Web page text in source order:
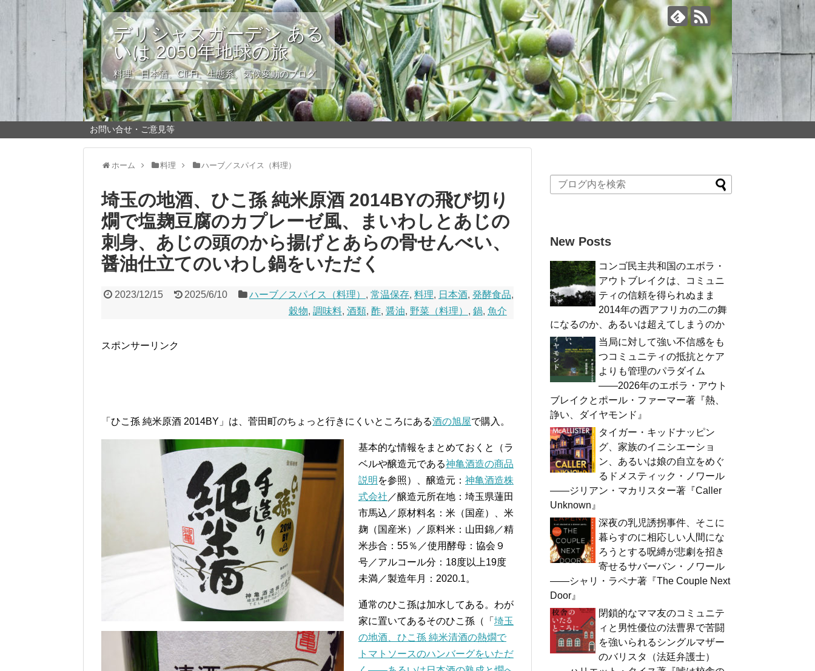
デリシャスガーデン ある
いは 2050年地球の旅
料理、日本酒、Cli-Fi、生態系、気候変動のブログ
お問い合せ・ご意見等
ホーム 料理 ハーブ／スパイス（料理）
埼玉の地酒、ひこ孫 純米原酒 2014BYの飛び切り
燗で塩麹豆腐のカプレーゼ風、まいわしとあじの
刺身、あじの頭のから揚げとあらの骨せんべい、
醤油仕立てのいわし鍋をいただく
2023/12/15 2025/6/10 ハーブ／スパイス（料理） , 常温保存, 料理, 日本酒, 発酵食品,
穀物, 調味料, 酒類, 酢, 醤油, 野菜（料理） , 鍋, 魚介
スポンサーリンク
「ひこ孫 純米原酒 2014BY」は、菅田町のちょっと行きにくいところにある酒の旭屋で購入。
基本的な情報をまとめておくと（ラ
ベルや醸造元である神亀酒造の商品
説明 を参照）、醸造元： 神亀酒造株
式会社 ／醸造元所在地：埼玉県蓮田
市馬込／原材料名：米（国産）、米
麹（国産米）／原料米：山田錦／精
米歩合：55％／使用酵母：協会９
号／アルコール分：18度以上19度
未満／製造年月：2020.1。
通常のひこ孫は加水してある。わが
家に置いてあるそのひこ孫（「 埼玉
の地酒、ひこ孫 純米清酒の熱燗で
トマトソースのハンバーグをいただ
New Posts
コンゴ民主共和国のエボラ・
アウトブレイクは、コミュニ
ティの信頼を得られぬまま
2014年の西アフリカの二の舞
になるのか、あるいは超えてしまうのか
当局に対して強い不信感をも
つコミュニティの抵抗とケア
よりも管理のパラダイム
――2026年のエボラ・アウト
ブレイクとポール・ファーマー著『熱、
諍い、ダイヤモンド』
タイガー・キッドナッピン
グ、家族のイニシエーショ
ン、あるいは娘の自立をめぐ
るドメスティック・ノワール
――ジリアン・マカリスター著『Caller
Unknown』
深夜の乳児誘拐事件、そこに
暮らすのに相応しい人間にな
ろうとする呪縛が悲劇を招き
寄せるサバーバン・ノワール
――シャリ・ラペナ著『The Couple Next
Door』
閉鎖的なママ友のコミュニテ
ィと男性優位の法曹界で苦闘
を強いられるシングルマザー
のバリスタ（法廷弁護士）